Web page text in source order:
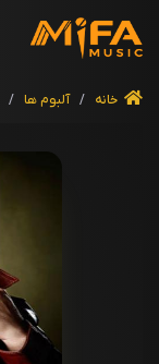
خانه / آلبوم ها /